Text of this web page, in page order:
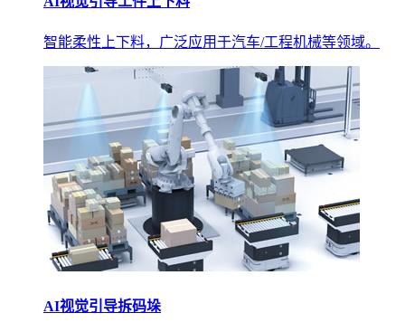
智能柔性上下料，广泛应用于汽车/工程机械等领域。
AI视觉引导拆码垛